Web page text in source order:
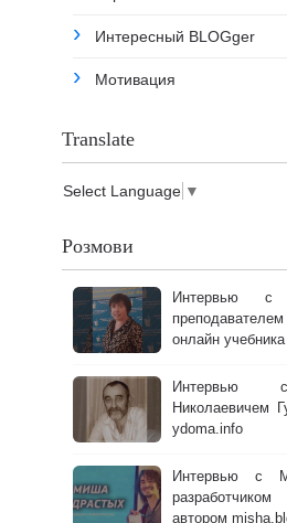
Интересный BLOGger
Мотивация
Translate
Select Language ▼
Розмови
Интервью с
онлайн учебника
Интервью
Николаевичем
ydoma.info
Интервью с
автором